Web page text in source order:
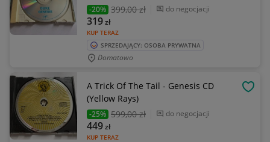
-20% 399,00 zł do negocjacji
KUP TERAZ
319zł
SPRZEDAJĄCY: OSOBA PRYWATNA
Domatowo
A Trick Of The Tail - Genesis CD
(Yellow Rays)
-25% 599,00 zł do negocjacji
KUP TERAZ
449zł